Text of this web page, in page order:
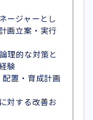
ージャーとし
画立案・実行
理的な対策と
験
置・育成計画
対する改善お